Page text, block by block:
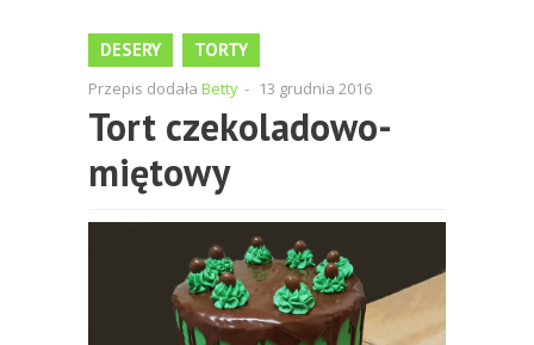
DESERY TORTY
Przepis dodała Betty - 13 grudnia 2016
Tort czekoladowo-
miętowy